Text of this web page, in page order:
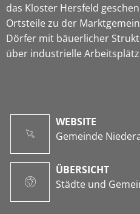
das Kloster Hersfeld
Ortsteile zu der
Dörfer mit bäuerlicher
über industrielle
WEBSITE
Gemeinde
ÜBERSICHT
Städte und